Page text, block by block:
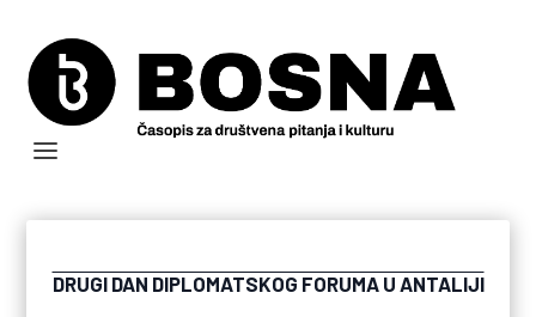
DRUGI DAN DIPLOMATSKOG FORUMA U ANTALIJI